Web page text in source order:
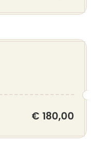
€ 180,00